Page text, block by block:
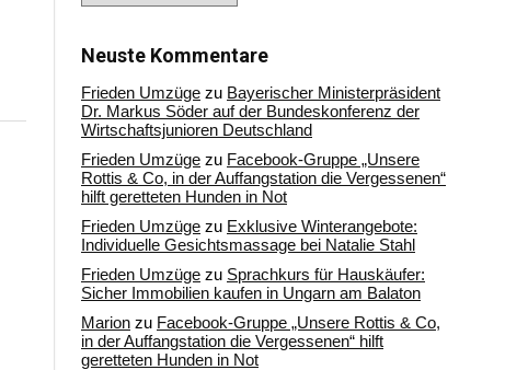
Archiv
Neuste Kommentare
Frieden Umzüge zu Bayerischer Ministerpräsident
Dr. Markus Söder auf der Bundeskonferenz der
Wirtschaftsjunioren Deutschland
Frieden Umzüge zu Facebook-Gruppe „Unsere
Rottis & Co, in der Auffangstation die Vergessenen“
hilft geretteten Hunden in Not
Frieden Umzüge zu Exklusive Winterangebote:
Individuelle Gesichtsmassage bei Natalie Stahl
Frieden Umzüge zu Sprachkurs für Hauskäufer:
Sicher Immobilien kaufen in Ungarn am Balaton
Marion zu Facebook-Gruppe „Unsere Rottis & Co,
in der Auffangstation die Vergessenen“ hilft
geretteten Hunden in Not